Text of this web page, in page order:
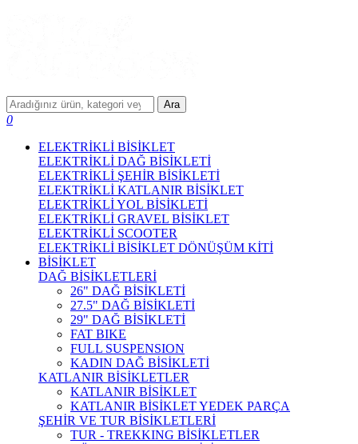
Ara
0
ELEKTRİKLİ BİSİKLET
ELEKTRİKLİ DAĞ BİSİKLETİ
ELEKTRİKLİ ŞEHİR BİSİKLETİ
ELEKTRİKLİ KATLANIR BİSİKLET
ELEKTRİKLİ YOL BİSİKLETİ
ELEKTRİKLİ GRAVEL BİSİKLET
ELEKTRİKLİ SCOOTER
ELEKTRİKLİ BİSİKLET DÖNÜŞÜM KİTİ
BİSİKLET
DAĞ BİSİKLETLERİ
26" DAĞ BİSİKLETİ
27.5" DAĞ BİSİKLETİ
29" DAĞ BİSİKLETİ
FAT BIKE
FULL SUSPENSION
KADIN DAĞ BİSİKLETİ
KATLANIR BİSİKLETLER
KATLANIR BİSİKLET
KATLANIR BİSİKLET YEDEK PARÇA
ŞEHİR VE TUR BİSİKLETLERİ
TUR - TREKKING BİSİKLETLER